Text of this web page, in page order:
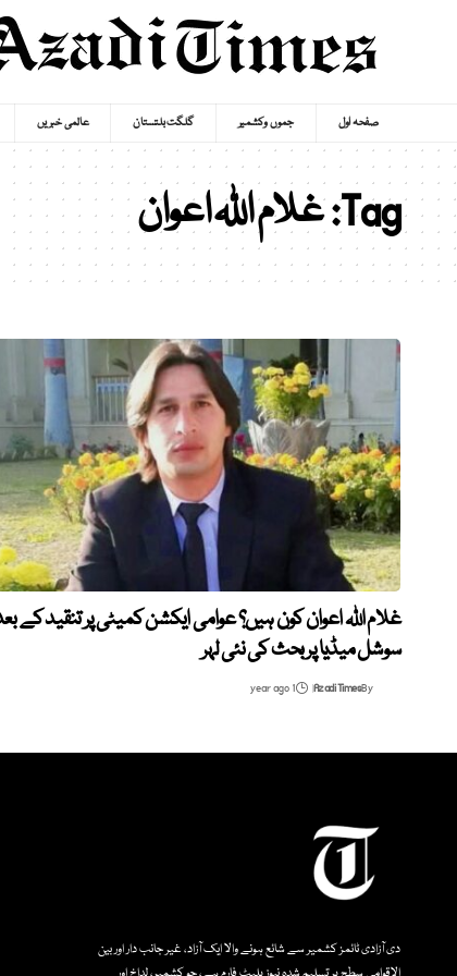
صفحہ اول جموں وکشمیر گلگت بلتستان عالمی خبریں
Tag: غلام اللہ اعوان
غلام اللہ اعوان کون ہیں؟ عوامی ایکشن کمیٹی پر تنقید کے
سوشل میڈیا پر بحث کی نئی لہر
By
Azadi Times
1 year ago
دی آزادی ٹائمز کشمیر سے شائع ہونے والا ایک آزاد، غیر جانب دار اور بین